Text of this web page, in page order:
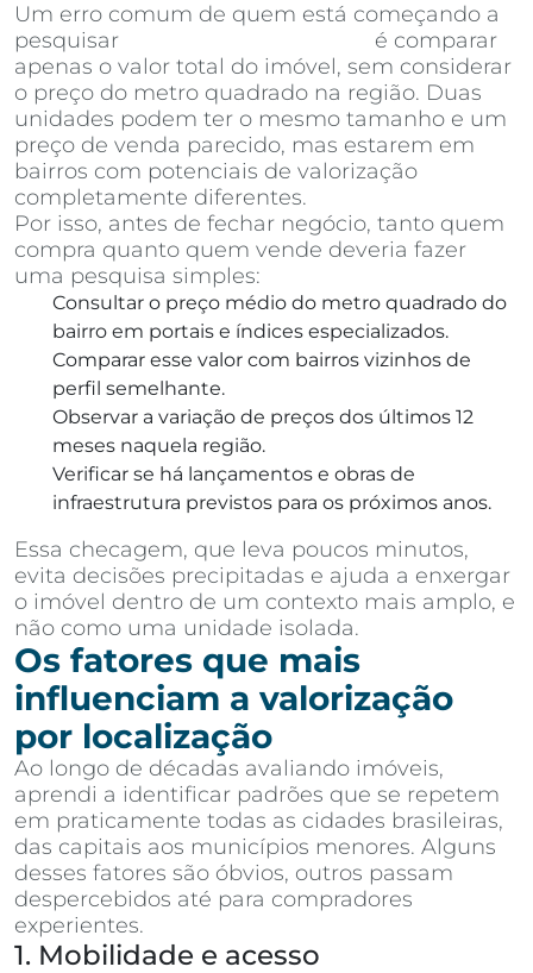
Um erro comum de quem está começando a
pesquisar
é comparar
apenas o valor total do imóvel, sem considerar
o preço do metro quadrado na região. Duas
unidades podem ter o mesmo tamanho e um
preço de venda parecido, mas estarem em
bairros com potenciais de valorização
completamente diferentes.
Por isso, antes de fechar negócio, tanto quem
compra quanto quem vende deveria fazer
uma pesquisa simples:
Consultar o preço médio do metro quadrado do
bairro em portais e índices especializados.
Comparar esse valor com bairros vizinhos de
perfil semelhante.
Observar a variação de preços dos últimos 12
meses naquela região.
Verificar se há lançamentos e obras de
infraestrutura previstos para os próximos anos.
Essa checagem, que leva poucos minutos,
evita decisões precipitadas e ajuda a enxergar
o imóvel dentro de um contexto mais amplo, e
não como uma unidade isolada.
Os fatores que mais
influenciam a valorização
por localização
Ao longo de décadas avaliando imóveis,
aprendi a identificar padrões que se repetem
em praticamente todas as cidades brasileiras,
das capitais aos municípios menores. Alguns
desses fatores são óbvios, outros passam
despercebidos até para compradores
experientes.
1. Mobilidade e acesso